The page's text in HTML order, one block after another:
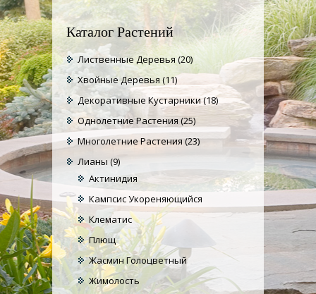
Каталог Растений
Лиственные Деревья(20)
Хвойные Деревья (11)
Декоративные Кустарники(18)
Однолетние Растения (25)
Многолетние Растения(23)
Лианы (9)
Актинидия
Кампсис Укореняющийся
Клематис
Плющ
Жасмин Голоцветный
Жимолость